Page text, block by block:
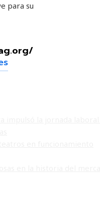
para su